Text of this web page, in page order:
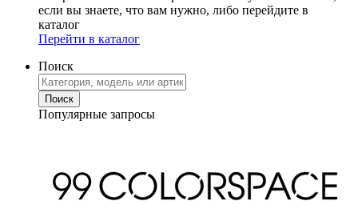
если вы знаете, что вам нужно, либо перейдите в
каталог
Перейти в каталог
Поиск
Популярные запросы